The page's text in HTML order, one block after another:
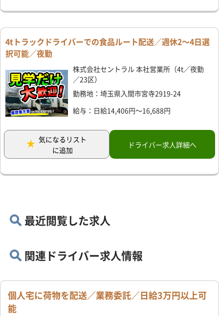
4tトラックドライバーでの食品ルート配送／週休2～4日選
択可能／夜勤
株式会社セントラル 本社営業所（4t／夜勤
／23区）
勤務地：埼玉県入間市宮寺2919-24
給与：日給14,406円～16,688円
気になるリスト
に追加
ドライバー求人詳細へ
最近閲覧した求人
関連ドライバー求人情報
個人宅に荷物を配送／業務委託／日給3万円以上可
能